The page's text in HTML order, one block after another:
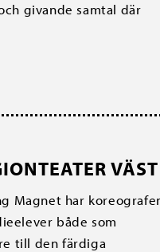
givande samtal där
VÄST
Magnet har
både som
till den färdiga